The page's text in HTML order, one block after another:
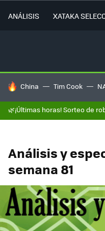
ANÁLISIS XATAKA
HOY SE HABLA DE
China Tim Cook
🌿¡Últimas horas! Sorteo de
Análisis y
semana 81